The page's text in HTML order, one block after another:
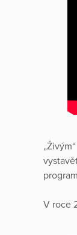
V roce